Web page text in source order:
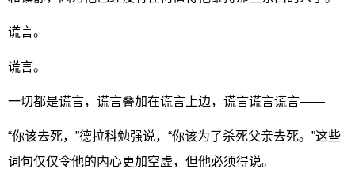
谎言。
谎言。
一切都是谎言，谎言叠加在谎言上边，谎言谎言谎言——
“你该去死，”德拉科勉强说，“你该为了杀死父亲去死。”这些
词句仅仅令他的内心更加空虚，但他必须得说。